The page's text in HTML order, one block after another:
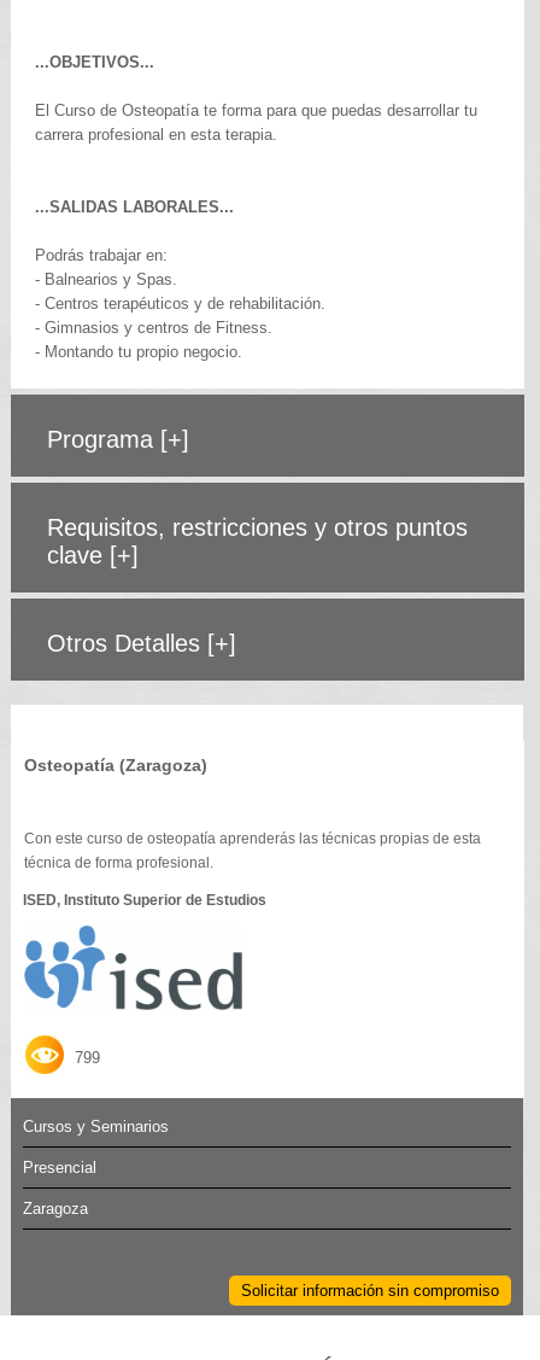
...OBJETIVOS...
El Curso de Osteopatía te forma para que puedas desarrollar tu
carrera profesional en esta terapia.
...SALIDAS LABORALES...
Podrás trabajar en:
- Balnearios y Spas.
- Centros terapéuticos y de rehabilitación.
- Gimnasios y centros de Fitness.
- Montando tu propio negocio.
Programa [+]
Requisitos, restricciones y otros puntos
clave [+]
Otros Detalles [+]
Osteopatía (Zaragoza)
Con este curso de osteopatía aprenderás las técnicas propias de esta
técnica de forma profesional.
ISED, Instituto Superior de Estudios
799
Cursos y Seminarios
Presencial
Zaragoza
Solicitar información sin compromiso